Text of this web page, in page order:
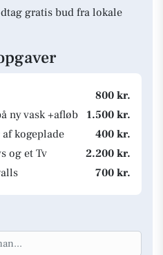
gratis bud fra lokale
800 kr.
ny vask +afløb
1.500 kr.
kogeplade
400 kr.
og et Tv
2.200 kr.
700 kr.